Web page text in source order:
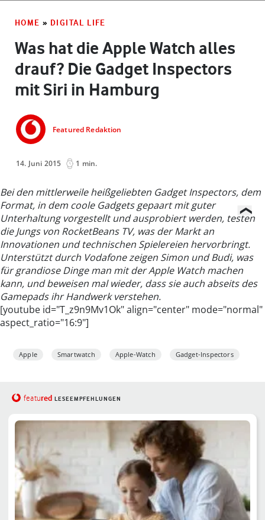
HOME » DIGITAL LIFE
Was hat die Apple Watch alles
drauf? Die Gadget Inspectors
mit Siri in Hamburg
Featured Redaktion
14. Juni 2015 1 min.
Bei den mittlerweile heißgeliebten Gadget Inspectors, dem
Format, in dem coole Gadgets gepaart mit guter
Unterhaltung vorgestellt und ausprobiert werden, testen
die Jungs von RocketBeans TV, was der Markt an
Innovationen und technischen Spielereien hervorbringt.
Unterstützt durch Vodafone zeigen Simon und Budi, was
für grandiose Dinge man mit der Apple Watch machen
kann, und beweisen mal wieder, dass sie auch abseits des
Gamepads ihr Handwerk verstehen.
[youtube id="T_z9n9Mv1Ok" align="center" mode="normal"
aspect_ratio="16:9"]
Apple Smartwatch Apple-Watch Gadget-Inspectors
featured LESEEMPFEHLUNGEN